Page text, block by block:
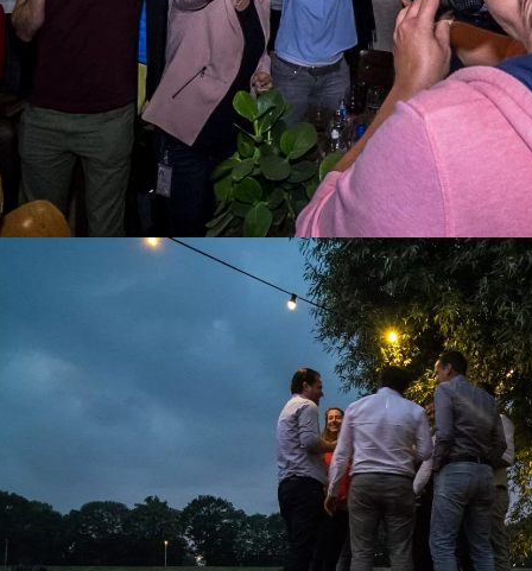
van Holland Tour Guides zorgen wij dat u de
8 personen op ...